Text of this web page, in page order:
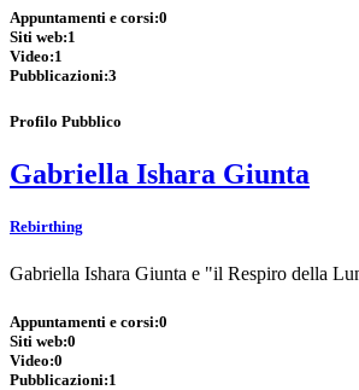
Appuntamenti e corsi:0
Siti web:1
Video:1
Pubblicazioni:3
Profilo Pubblico
Gabriella Ishara Giunta
Rebirthing
Gabriella Ishara Giunta e "il Respiro della
Appuntamenti e corsi:0
Siti web:0
Video:0
Pubblicazioni:1